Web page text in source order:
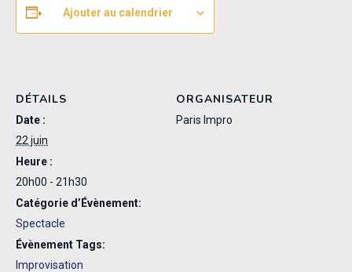
Ajouter au calendrier
DÉTAILS
Date :
22 juin
Heure :
20h00 - 21h30
Catégorie d’Évènement:
Spectacle
Évènement Tags:
Improvisation
ORGANISATEUR
Paris Impro